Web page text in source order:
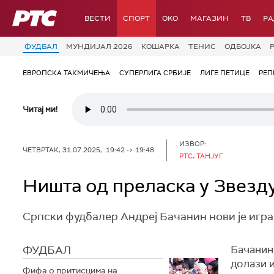
РТС ВЕСТИ СПОРТ OKO МАГАЗИН ТВ
ФУДБАЛ МУНДИЈАЛ 2026 КОШАРКА ТЕНИС ОДБОЈКА
ЕВРОПСКА ТАКМИЧЕЊА СУПЕРЛИГА СРБИЈЕ ЛИГЕ ПЕТИЦЕ
Читај ми!
ЧЕТВРТАК, 31.07.2025, 19:42 -> 19:48
ИЗВОР:
РТС, ТАНЈУГ
Ништа од преласка у
Српски фудбалер Андреј Бачанин нови је
ФУДБАЛ
Фифа о притисцима на
долази